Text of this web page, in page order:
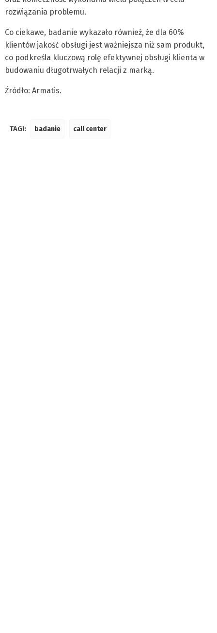
rozwiązania problemu.
Co ciekawe, badanie wykazało również, że dla 60%
klientów jakość obsługi jest ważniejsza niż sam produkt,
co podkreśla kluczową rolę efektywnej obsługi klienta w
budowaniu długotrwałych relacji z marką.
Źródło: Armatis.
TAGI: badanie call center